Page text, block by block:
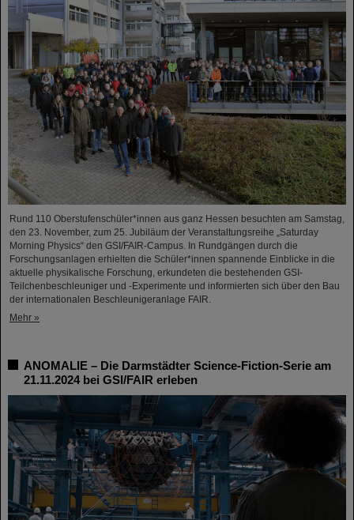
Rund 110 Oberstufenschüler*innen aus ganz Hessen besuchten am Samstag,
den 23. November, zum 25. Jubiläum der Veranstaltungsreihe „Saturday
Morning Physics“ den GSI/FAIR-Campus. In Rundgängen durch die
Forschungsanlagen erhielten die Schüler*innen spannende Einblicke in die
aktuelle physikalische Forschung, erkundeten die bestehenden GSI-
Teilchenbeschleuniger und -Experimente und informierten sich über den Bau
der internationalen Beschleunigeranlage FAIR.
Mehr »
ANOMALIE – Die Darmstädter Science-Fiction-Serie am
21.11.2024 bei GSI/FAIR erleben